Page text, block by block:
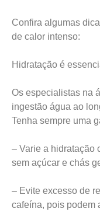
Confira algumas
de calor intenso:
Hidratação é
Os especialistas na
ingestão água ao
Tenha sempre uma
– Varie a hidratação
sem açúcar e chás
– Evite excesso de
cafeína, pois podem